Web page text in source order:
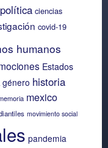
ciencias
covid-19
humanos
Estados
género historia
mexico
movimiento social
pandemia